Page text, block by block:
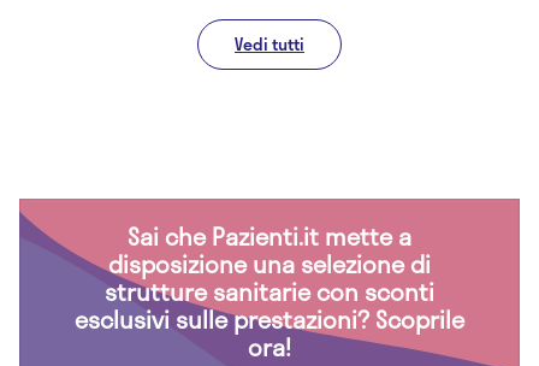
Vedi tutti
Sai che Pazienti.it mette a
disposizione una selezione di
strutture sanitarie con sconti
esclusivi sulle prestazioni? Scoprile
ora!